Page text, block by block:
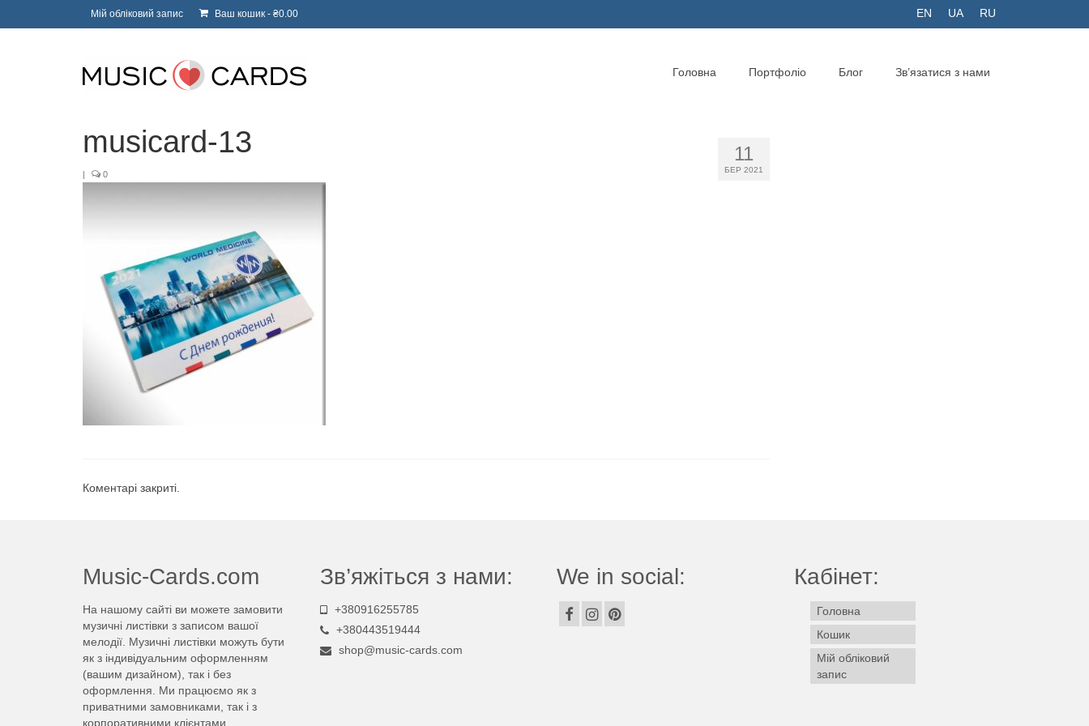
Мій обліковий запис Ваш кошик - ₴0.00 EN UA RU
Головна Портфоліо Блог Зв’язатися з нами
11
БЕР 2021
musicard-13
| 0
Коментарі закриті.
Music-Cards.com
На нашому сайті ви можете замовити
музичні листівки з записом вашої
мелодії. Музичні листівки можуть бути
як з індивідуальним оформленням
(вашим дизайном), так і без
оформлення. Ми працюємо як з
приватними замовниками, так і з
корпоративними клієнтами.
Зв’яжіться з нами:
+380916255785
+380443519444
shop@music-cards.com
We in social: Кабінет:
Головна
Кошик
Мій обліковий
запис